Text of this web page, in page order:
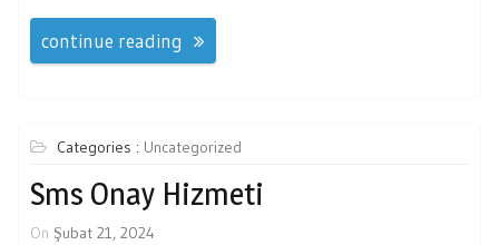
continue reading
Categories : Uncategorized
Sms Onay Hizmeti
On Şubat 21, 2024